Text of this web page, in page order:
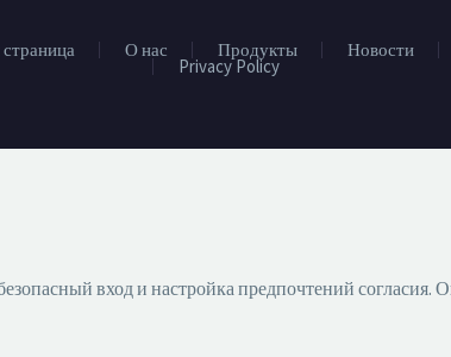
О нас Продукты Новости
Privacy Policy
вход и настройка предпочтений согласия.